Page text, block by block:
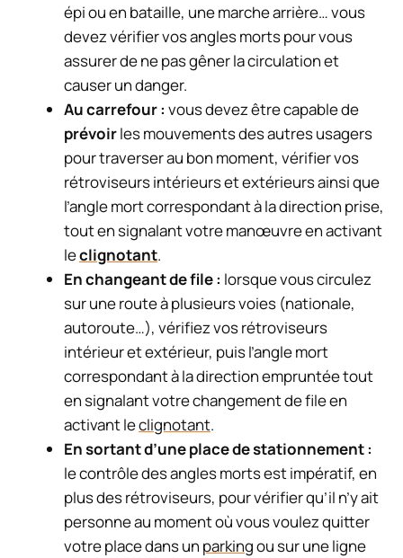
épi ou en bataille, une marche arrière… vous
devez vérifier vos angles morts pour vous
assurer de ne pas gêner la circulation et
causer un danger.
Au carrefour : vous devez être capable de
prévoirles mouvements des autres usagers
pour traverser au bon moment, vérifier vos
rétroviseurs intérieurs et extérieurs ainsi que
l’angle mort correspondant à la direction prise,
tout en signalant votre manœuvre en activant
leclignotant.
En changeant de file : lorsque vous circulez
sur une route à plusieurs voies (nationale,
autoroute…), vérifiez vos rétroviseurs
intérieur et extérieur, puis l’angle mort
correspondant à la direction empruntée tout
en signalant votre changement de file en
activant leclignotant.
En sortant d’une place de stationnement :
le contrôle des angles morts est impératif, en
plus des rétroviseurs, pour vérifier qu’il n’y ait
personne au moment où vous voulez quitter
votre place dans un parkingou sur une ligne